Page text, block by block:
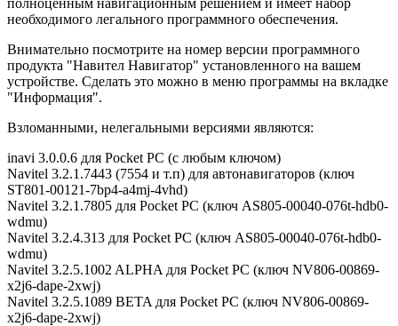
полноценным навигационным решением и имеет набор
необходимого легального программного обеспечения.
Внимательно посмотрите на номер версии программного
продукта "Навител Навигатор" установленного на вашем
устройстве. Сделать это можно в меню программы на вкладке
"Информация".
Взломанными, нелегальными версиями являются:
inavi 3.0.0.6 для Pocket PC (с любым ключом)
Navitel 3.2.1.7443 (7554 и т.п) для автонавигаторов (ключ
ST801-00121-7bp4-a4mj-4vhd)
Navitel 3.2.1.7805 для Pocket PC (ключ AS805-00040-076t-hdb0-
wdmu)
Navitel 3.2.4.313 для Pocket PC (ключ AS805-00040-076t-hdb0-
wdmu)
Navitel 3.2.5.1002 ALPHA для Pocket PC (ключ NV806-00869-
x2j6-dape-2xwj)
Navitel 3.2.5.1089 BETA для Pocket PC (ключ NV806-00869-
x2j6-dape-2xwj)